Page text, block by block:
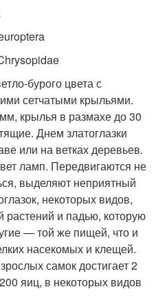
бурого цвета с
сетчатыми крыльями.
крылья в размахе до 30
Днем златоглазки
или на ветках деревьев.
ламп. Передвигаются не
выделяют неприятный
некоторых видов,
растений и падью, которую
— той же пищей, что и
насекомых и клещей.
самок достигает 2
яиц, в некоторых видов